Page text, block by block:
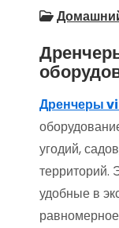
Дренчеры
угодий,
удобные в